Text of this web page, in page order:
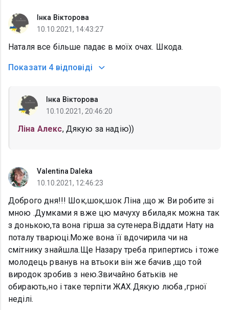
Інка Вікторова
10.10.2021, 14:43:27
Наталя все більше падає в моїх очах. Шкода.
Показати 4 відповіді
Інка Вікторова
10.10.2021, 20:46:20
Ліна Алекс, Дякую за надію))
Valentina Daleka
10.10.2021, 12:46:23
Доброго дня!!! Шок,шок,шок Ліна ,що ж Ви робите зі
мною .Думками я вже цю мачуху вбила,як можна так
з донькою,та вона гірша за сутенера.Віддати Нату на
поталу тварюці.Може вона її вдочирила чи на
смітнику знайшла.Ще Назару треба припертись і тоже
молодець рванув на втьоки він же бачив ,що той
виродок зробив з нею.Звичайно батьків не
обирають,но і таке терпіти ЖАХ.Дякую люба ,грної
неділі.